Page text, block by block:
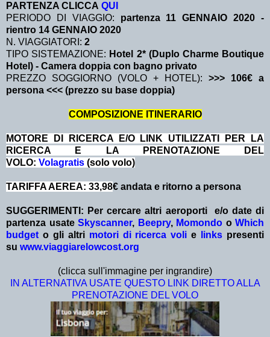
PARTENZA CLICCA QUI
PERIODO DI VIAGGIO: partenza 11 GENNAIO 2020-
rientro 14 GENNAIO 2020
N. VIAGGIATORI: 2
TIPO SISTEMAZIONE: Hotel 2* (Duplo Charme Boutique
Hotel) - Camera doppia con bagno privato
PREZZO SOGGIORNO (VOLO + HOTEL): >>> 106€ a
persona <<< (prezzo su base doppia)
COMPOSIZIONE ITINERARIO
MOTORE DI RICERCA E/O LINK UTILIZZATI PER LA
RICERCA E LA PRENOTAZIONE DEL
VOLO: Volagratis (solo volo)
TARIFFA AEREA: 33,98€ andata e ritorno a persona
SUGGERIMENTI: Per cercare altri aeroporti e/o date di
partenza usate Skyscanner, Beepry, Momondo o Which
budget o gli altri motori di ricerca voli e links presenti
su www.viaggiarelowcost.org
(clicca sull'immagine per ingrandire)
IN ALTERNATIVA USATE QUESTO LINK DIRETTO ALLA
PRENOTAZIONE DEL VOLO